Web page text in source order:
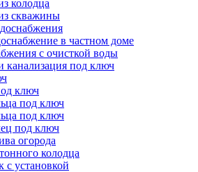
колодца
скважины
в частном доме
с очисткой воды
канализация под ключ
ключ
под ключ
под ключ
под ключ
огорода
колодца
с установкой